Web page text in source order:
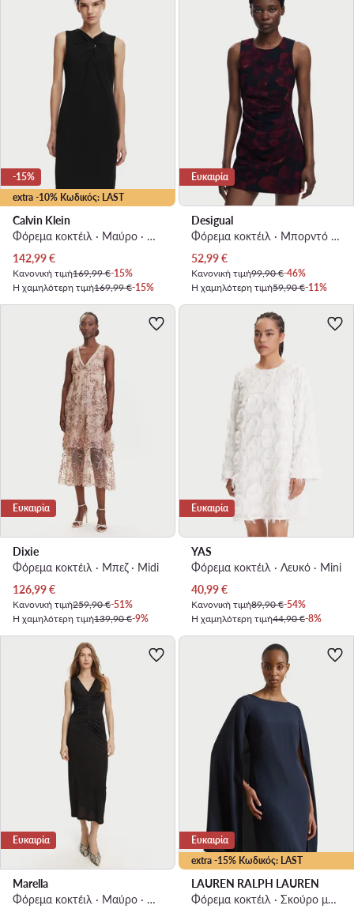
extra -10% Κωδικός: LAST
-15%
Calvin Klein
Φόρεμα κοκτέιλ · Μαύρο · Mini
Τρέχουσα τιμή
142,99€
Κανονική τιμή169,99 €-15%
Η χαμηλότερη τιμή169,99 €-15%
Ευκαιρία
Desigual
Φόρεμα κοκτέιλ · Μπορντό · Mini
Τρέχουσα τιμή
52,99€
Κανονική τιμή99,90 €-46%
Η χαμηλότερη τιμή59,90 €-11%
Ευκαιρία
Dixie
Φόρεμα κοκτέιλ · Μπεζ · Midi
Τρέχουσα τιμή
126,99€
Κανονική τιμή259,90 €-51%
Η χαμηλότερη τιμή139,90 €-9%
Ευκαιρία
YAS
Φόρεμα κοκτέιλ · Λευκό · Mini
Τρέχουσα τιμή
40,99€
Κανονική τιμή89,90 €-54%
Η χαμηλότερη τιμή44,90 €-8%
Ευκαιρία
Marella
Φόρεμα κοκτέιλ · Μαύρο · Midi
extra -15% Κωδικός: LAST
Ευκαιρία
LAUREN RALPH LAUREN
Φόρεμα κοκτέιλ · Σκούρο μπλε · Mini